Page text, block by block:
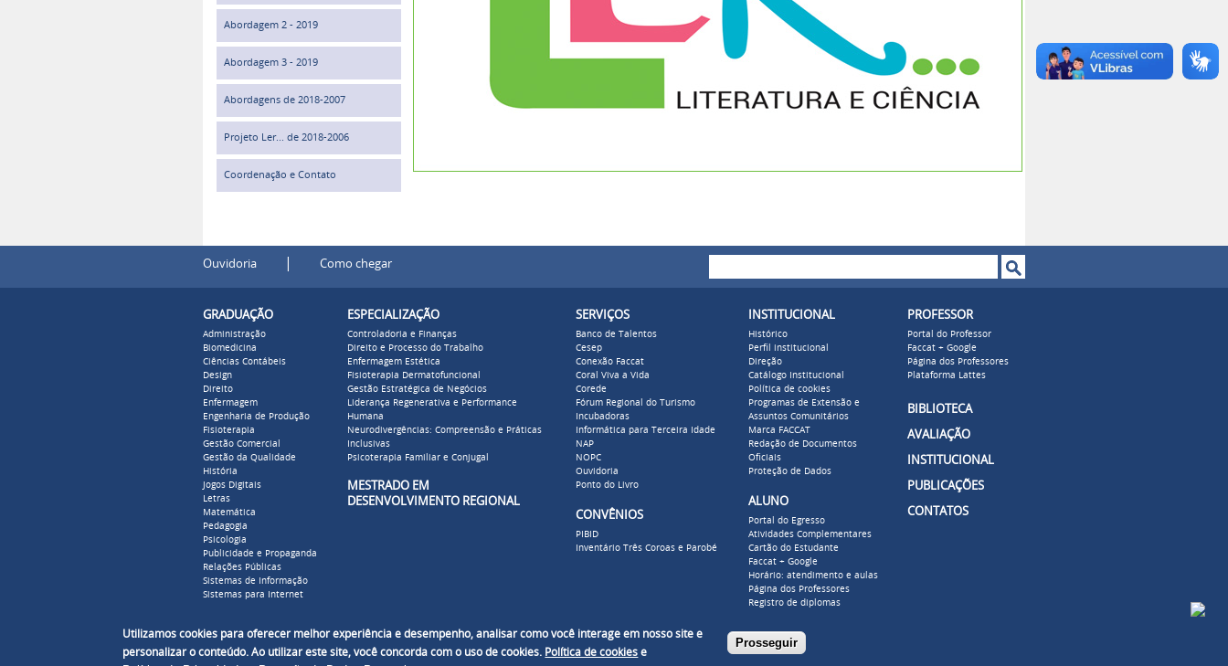
Abordagem 2 - 2019
Abordagem 3 - 2019
Abordagens de 2018-2007
Projeto Ler... de 2018-2006
Coordenação e Contato
Ouvidoria | Como chegar
Formulário de busca
GRADUAÇÃO
Administração
Biomedicina
Ciências Contábeis
Design
Direito
Enfermagem
Engenharia de Produção
Fisioterapia
Gestão Comercial
Gestão da Qualidade
História
Jogos Digitais
Letras
Matemática
Pedagogia
Psicologia
Publicidade e Propaganda
Relações Públicas
Sistemas de Informação
Sistemas para Internet
ESPECIALIZAÇÃO
Controladoria e Finanças
Direito e Processo do Trabalho
Enfermagem Estética
Fisioterapia Dermatofuncional
Gestão Estratégica de Negócios
Liderança Regenerativa e Performance
Humana
Neurodivergências: Compreensão e Práticas
Inclusivas
Psicoterapia Familiar e Conjugal
MESTRADO EM
DESENVOLVIMENTO REGIONAL
SERVIÇOS
Banco de Talentos
Cesep
Conexão Faccat
Coral Viva a Vida
Corede
Fórum Regional do Turismo
Incubadoras
Informática para Terceira Idade
NAP
NOPC
Ouvidoria
Ponto do Livro
CONVÊNIOS
PIBID
Inventário Três Coroas e Parobé
INSTITUCIONAL
Histórico
Perfil institucional
Direção
Catálogo Institucional
Política de cookies
Programas de Extensão e
Assuntos Comunitários
Marca FACCAT
Redação de Documentos
Oficiais
Proteção de Dados
ALUNO
Portal do Egresso
Atividades Complementares
Cartão do Estudante
Faccat + Google
Horário: atendimento e aulas
Página dos Professores
Registro de diplomas
PROFESSOR
Portal do Professor
Faccat + Google
Página dos Professores
Plataforma Lattes
BIBLIOTECA
AVALIAÇÃO
INSTITUCIONAL
PUBLICAÇÕES
CONTATOS
Utilizamos cookies para oferecer melhor experiência e desempenho, analisar como você interage em nosso site e
personalizar o conteúdo. Ao utilizar este site, você concorda com o uso de cookies. Política de cookies e
Prosseguir